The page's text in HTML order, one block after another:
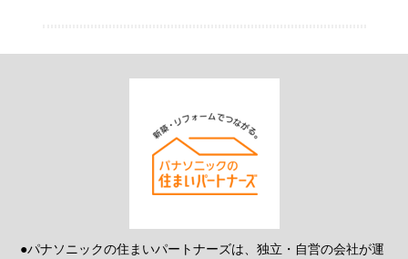
●パナソニックの住まいパートナーズは、独立・自営の会社が運